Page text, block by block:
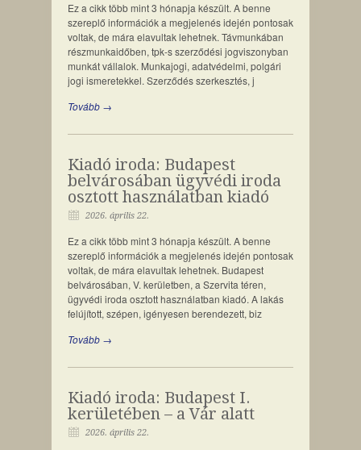
Ez a cikk több mint 3 hónapja készült. A benne
szereplő információk a megjelenés idején pontosak
voltak, de mára elavultak lehetnek. Távmunkában
részmunkaidőben, tpk-s szerződési jogviszonyban
munkát vállalok. Munkajogi, adatvédelmi, polgári
jogi ismeretekkel. Szerződés szerkesztés, j
Tovább →
Kiadó iroda: Budapest
belvárosában ügyvédi iroda
osztott használatban kiadó
2026. április 22.
Ez a cikk több mint 3 hónapja készült. A benne
szereplő információk a megjelenés idején pontosak
voltak, de mára elavultak lehetnek. Budapest
belvárosában, V. kerületben, a Szervita téren,
ügyvédi iroda osztott használatban kiadó. A lakás
felújított, szépen, igényesen berendezett, biz
Tovább →
Kiadó iroda: Budapest I.
kerületében – a Vár alatt
2026. április 22.